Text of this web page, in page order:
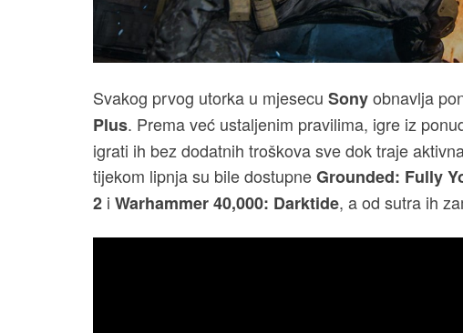
Svakog prvog utorka u mjesecu Sonyobnavlja
Plus. Prema već ustaljenim pravilima, igre iz
igrati ih bez dodatnih troškova sve dok traje
tijekom lipnja su bile dostupneGrounded: Fully
2 i Warhammer 40,000: Darktide, a od sutra ih